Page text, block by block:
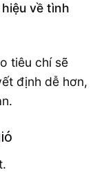
về tình
tiêu chí sẽ
định dễ hơn,